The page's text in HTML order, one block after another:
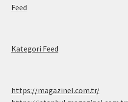
Feed
Kategori Feed
https://magazinel.com.tr/